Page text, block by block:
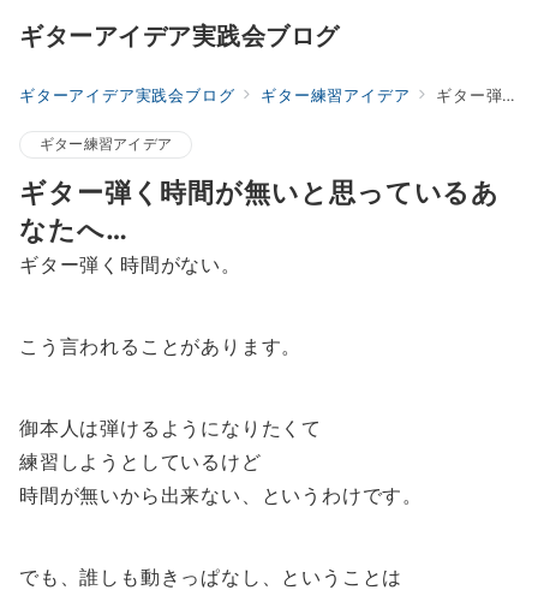
ギターアイデア実践会ブログ
ギターアイデア実践会ブログ ギター練習アイデア ギター弾く時間が無いと思っているあなたへ…
ギター練習アイデア
ギター弾く時間が無いと思っているあ
なたへ…
ギター弾く時間がない。
こう言われることがあります。
御本人は弾けるようになりたくて
練習しようとしているけど
時間が無いから出来ない、というわけです。
でも、誰しも動きっぱなし、ということは